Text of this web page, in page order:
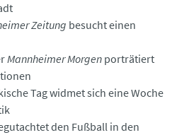
Zeitung besucht einen
Mannheimer Morgen porträtiert
Tag widmet sich eine Woche
den Fußball in den